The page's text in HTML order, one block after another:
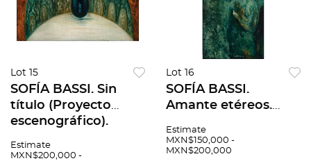
Lot 15
SOFÍA BASSI. Sin
título (Proyecto
escenográfico).
75 ELC. Óleo sobre
Estimate
MXN$200,000 -
Lot 16
SOFÍA BASSI.
Amante etéreos.
82. Óleo sobre
masonite. 55 x 30
Estimate
MXN$150,000 -
MXN$200,000